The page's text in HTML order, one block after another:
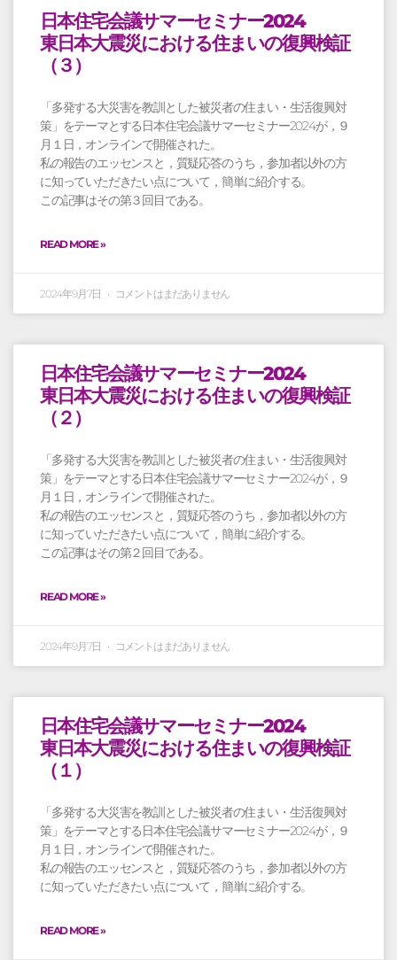
日本住宅会議サマーセミナー2024
東日本大震災における住まいの復興検証
（３）
「多発する大災害を教訓とした被災者の住まい・生活復興対
策」をテーマとする日本住宅会議サマーセミナー2024が，９
月１日，オンラインで開催された。
私の報告のエッセンスと，質疑応答のうち，参加者以外の方
に知っていただきたい点について，簡単に紹介する。
この記事はその第３回目である。
READ MORE »
2024年9月7日 コメントはまだありません
日本住宅会議サマーセミナー2024
東日本大震災における住まいの復興検証
（２）
「多発する大災害を教訓とした被災者の住まい・生活復興対
策」をテーマとする日本住宅会議サマーセミナー2024が，９
月１日，オンラインで開催された。
私の報告のエッセンスと，質疑応答のうち，参加者以外の方
に知っていただきたい点について，簡単に紹介する。
この記事はその第２回目である。
READ MORE »
2024年9月7日 コメントはまだありません
日本住宅会議サマーセミナー2024
東日本大震災における住まいの復興検証
（１）
「多発する大災害を教訓とした被災者の住まい・生活復興対
策」をテーマとする日本住宅会議サマーセミナー2024が，９
月１日，オンラインで開催された。
私の報告のエッセンスと，質疑応答のうち，参加者以外の方
に知っていただきたい点について，簡単に紹介する。
READ MORE »